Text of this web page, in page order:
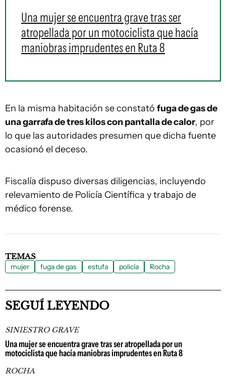
Una mujer se encuentra grave tras ser
atropellada por un motociclista que hacía
maniobras imprudentes en Ruta 8
En la misma habitación se constató fuga de gas de
una garrafa de tres kilos con pantalla de calor, por
lo que las autoridades presumen que dicha fuente
ocasionó el deceso.
Fiscalía dispuso diversas diligencias, incluyendo
relevamiento de Policía Científica y trabajo de
médico forense.
TEMAS
mujer fuga de gas estufa policía Rocha
SEGUÍ LEYENDO
SINIESTRO GRAVE
Una mujer se encuentra grave tras ser atropellada por un
motociclista que hacía maniobras imprudentes en Ruta 8
ROCHA